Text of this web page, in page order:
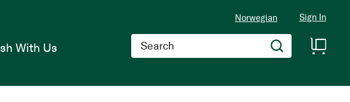
Norwegian Sign In
Search
With Us